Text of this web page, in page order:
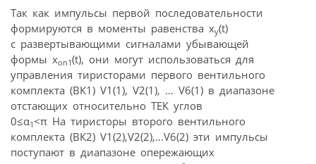
Так как импульсы первой последовательности
формируются в моменты равенства xy(t)
с развертывающими сигналами убывающей
формы xon1(t), они могут использоваться для
управления тиристорами первого вентильного
комплекта (ВК1) V1(1), V2(1), … V6(1) в диапазоне
отстающих относительно ТЕК углов
0≤α1<π На тиристоры второго вентильного
комплекта (ВК2) V1(2),V2(2),…V6(2) эти импульсы
поступают в диапазоне опережающих